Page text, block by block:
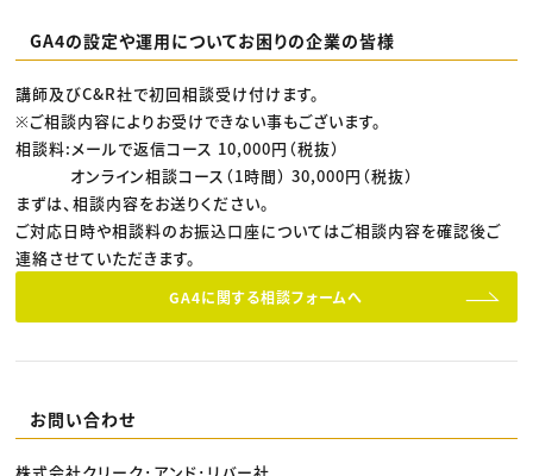
GA4の設定や運用についてお困りの企業の皆様
講師及びC&R社で初回相談受け付けます。
※ご相談内容によりお受けできない事もございます。
相談料:メールで返信コース 10,000円（税抜）
オンライン相談コース（1時間） 30,000円（税抜）
まずは、相談内容をお送りください。
ご対応日時や相談料のお振込口座についてはご相談内容を確認後ご
連絡させていただきます。
GA4に関する相談フォームへ
お問い合わせ